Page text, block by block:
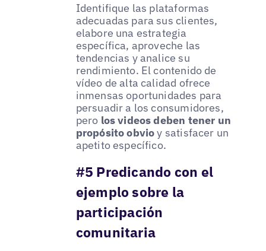
Identifique las plataformas
adecuadas para sus clientes,
elabore una estrategia
específica, aproveche las
tendencias y analice su
rendimiento. El contenido de
vídeo de alta calidad ofrece
inmensas oportunidades para
persuadir a los consumidores,
pero los videos deben tener un
propósito obvioy satisfacer un
apetito específico.
#5 Predicando con el
ejemplo sobre la
participación
comunitaria